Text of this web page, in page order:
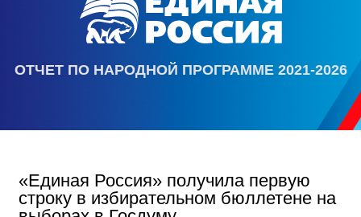
ОТЧЕТ ПО НАРОДНОЙ ПРОГРАММЕ 2021-2026
«Единая Россия» получила первую
строку в избирательном бюллетене на